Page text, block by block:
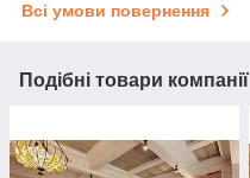
Всі умови повернення
Подібні товари компанії